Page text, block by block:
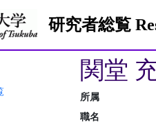
研究者総覧
関堂
所属
職名